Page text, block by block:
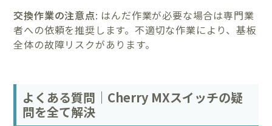
交換作業の注意点: はんだ作業が必要な場合は専門業
者への依頼を推奨します。不適切な作業により、基板
全体の故障リスクがあります。
よくある質問｜Cherry MXスイッチの疑
問を全て解決